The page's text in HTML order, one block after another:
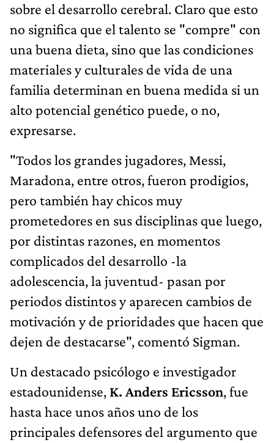
sobre el desarrollo cerebral. Claro que esto
no significa que el talento se "compre" con
una buena dieta, sino que las condiciones
materiales y culturales de vida de una
familia determinan en buena medida si un
alto potencial genético puede, o no,
expresarse.
"Todos los grandes jugadores, Messi,
Maradona, entre otros, fueron prodigios,
pero también hay chicos muy
prometedores en sus disciplinas que luego,
por distintas razones, en momentos
complicados del desarrollo -la
adolescencia, la juventud- pasan por
periodos distintos y aparecen cambios de
motivación y de prioridades que hacen que
dejen de destacarse", comentó Sigman.
Un destacado psicólogo e investigador
estadounidense, K. Anders Ericsson, fue
hasta hace unos años uno de los
principales defensores del argumento que